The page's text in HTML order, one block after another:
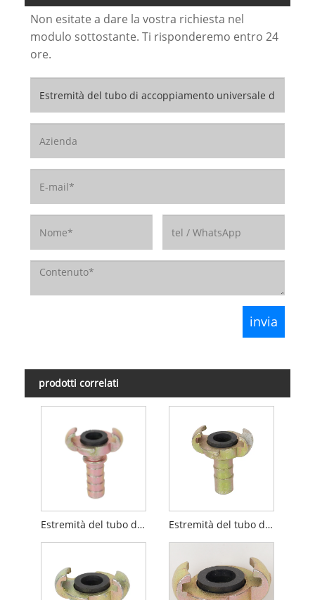
Non esitate a dare la vostra richiesta nel
modulo sottostante. Ti risponderemo entro 24
ore.
prodotti correlati
Estremità del tubo di accoppiamento universale di tipo europeo con Colalr Estremità del tubo di accoppiamento universale di tipo europeo senza collare